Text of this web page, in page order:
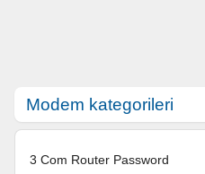
Modem kategorileri
3 Com Router Password